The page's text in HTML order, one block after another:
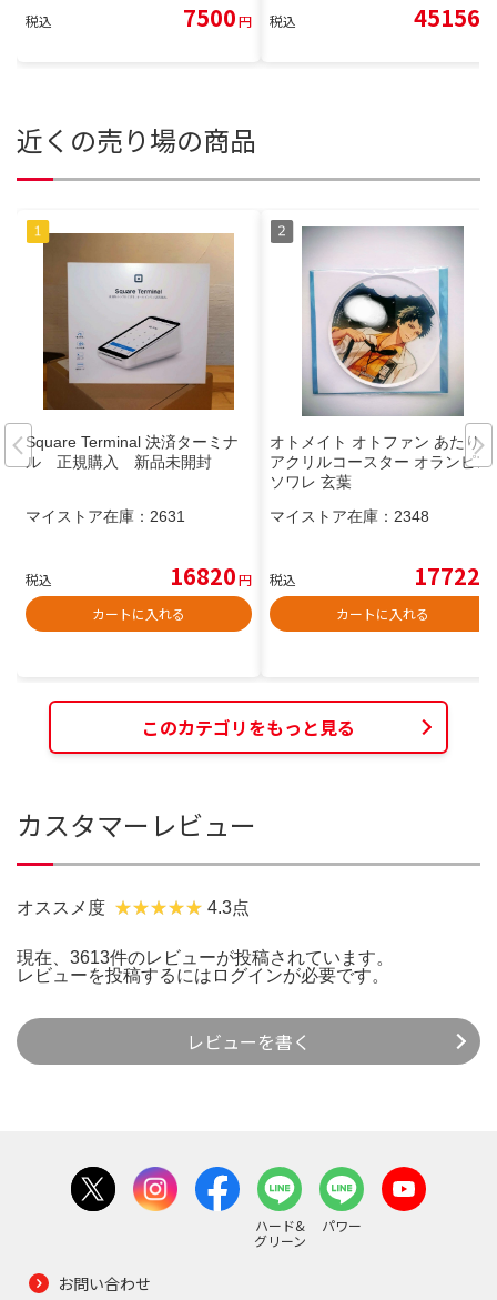
税込 7500円 税込 45156
近くの売り場の商品
Square Terminal 決済ターミナ
ル 正規購入 新品未開封
マイストア在庫： 2631
税込 16820円
カートに入れる
オトメイト オトファン あたり
アクリルコースター オランピア
ソワレ 玄葉
マイストア在庫： 2348
税込 17722
カートに入れる
このカテゴリをもっと見る
カスタマーレビュー
オススメ度 4.3点
現在、3613件のレビューが投稿されています。
レビューを投稿するには ログインが必要です。
レビューを書く
ハード&
グリーン
パワー
お問い合わせ